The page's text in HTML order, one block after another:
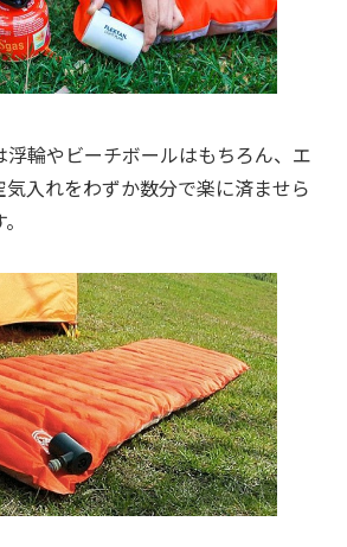
浮輪やビーチボールはもちろん、エ
入れをわずか数分で楽に済ませら